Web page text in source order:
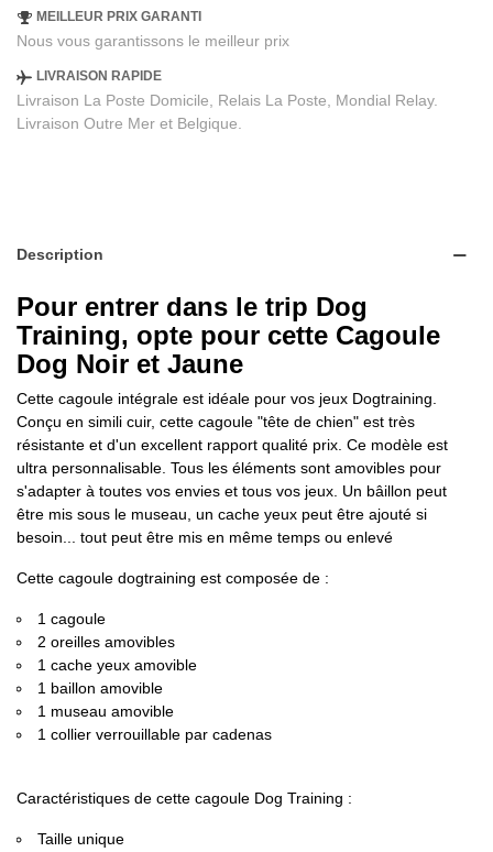
MEILLEUR PRIX GARANTI
Nous vous garantissons le meilleur prix
LIVRAISON RAPIDE
Livraison La Poste Domicile, Relais La Poste, Mondial Relay.
Livraison Outre Mer et Belgique.
Description
Pour entrer dans le trip Dog
Training, opte pour cette Cagoule
Dog Noir et Jaune
Cette cagoule intégrale est idéale pour vos jeux Dogtraining.
Conçu en simili cuir, cette cagoule "tête de chien" est très
résistante et d'un excellent rapport qualité prix. Ce modèle est
ultra personnalisable. Tous les éléments sont amovibles pour
s'adapter à toutes vos envies et tous vos jeux. Un bâillon peut
être mis sous le museau, un cache yeux peut être ajouté si
besoin... tout peut être mis en même temps ou enlevé
Cette cagoule dogtraining est composée de :
1 cagoule
2 oreilles amovibles
1 cache yeux amovible
1 baillon amovible
1 museau amovible
1 collier verrouillable par cadenas
Caractéristiques de cette cagoule Dog Training :
Taille unique